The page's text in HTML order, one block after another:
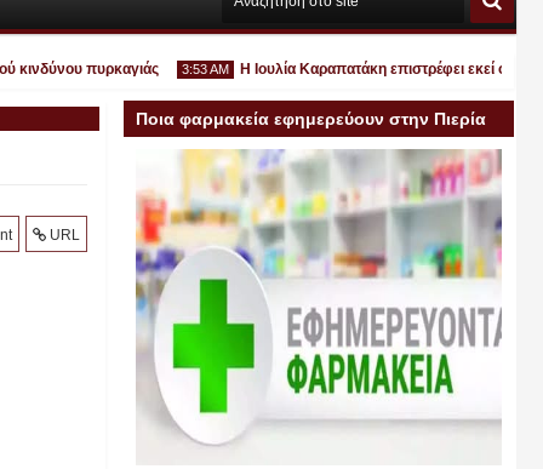
πυρκαγιάς 3:53 AM
30 2026
Η Ιουλία Καραπατάκη επιστρέφει εκεί όπου
URL
Ποια φαρμακεία εφημερεύουν στην Πιερία
σήμερα